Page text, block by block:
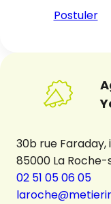
Postuler
30b rue
85000 La
02 51 05 06 05